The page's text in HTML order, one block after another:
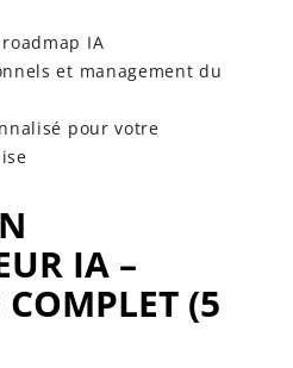
IA
et management du
pour votre
IA –
(5